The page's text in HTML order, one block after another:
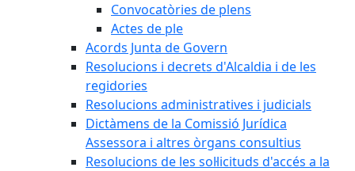
Convocatòries de plens
Actes de ple
Acords Junta de Govern
Resolucions i decrets d'Alcaldia i de les
regidories
Resolucions administratives i judicials
Dictàmens de la Comissió Jurídica
Assessora i altres òrgans consultius
Resolucions de les sol·licituds d'accés a la